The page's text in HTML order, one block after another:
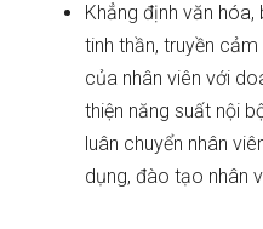
Khẳng định văn
tinh thần, truyền
của nhân viên với
thiện năng suất nội
luân chuyển nhân
dụng, đào tạo nhân